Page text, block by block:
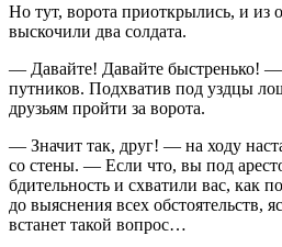
Но тут, ворота приоткрылись, и из
выскочили два солдата.
— Давайте! Давайте быстренько! —
путников. Подхватив под уздцы
друзьям пройти за ворота.
— Значит так, друг! — на ходу
со стены. — Если что, вы под
бдительность и схватили вас, как
до выяснения всех обстоятельств,
встанет такой вопрос…